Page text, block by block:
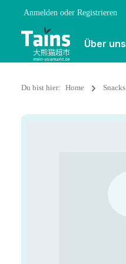
Anmelden oder Registrieren
Über uns
Du bist hier: Home Snacks